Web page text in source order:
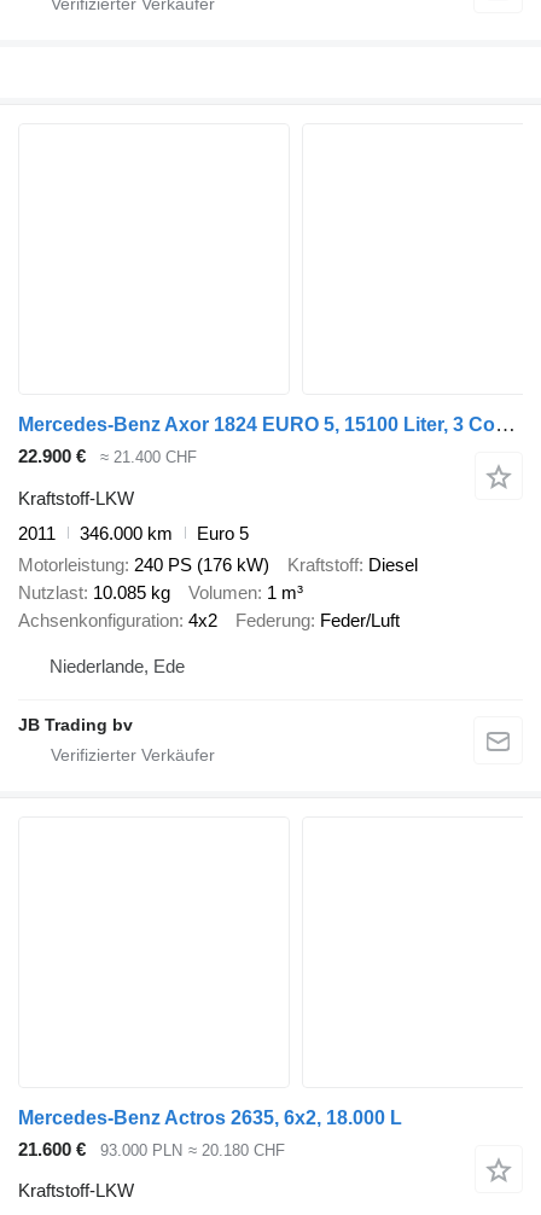
Mercedes-Benz Axor 1824 EURO 5, 15100 Liter, 3 Comp, Fuel
22.900 € ≈ 21.400 CHF
Kraftstoff-LKW
2011
346.000 km
Euro 5
Motorleistung 240 PS (176 kW) Kraftstoff Diesel
Nutzlast 10.085 kg Volumen 1 m³
Achsenkonfiguration 4x2 Federung Feder/Luft
Niederlande, Ede
JB Trading bv
Mercedes-Benz Actros 2635, 6x2, 18.000 L
21.600 €
93.000 PLN ≈ 20.180 CHF
Kraftstoff-LKW